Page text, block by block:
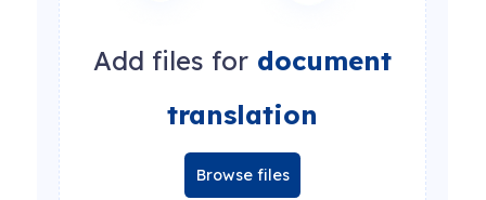
Add files for document
translation
Browse files